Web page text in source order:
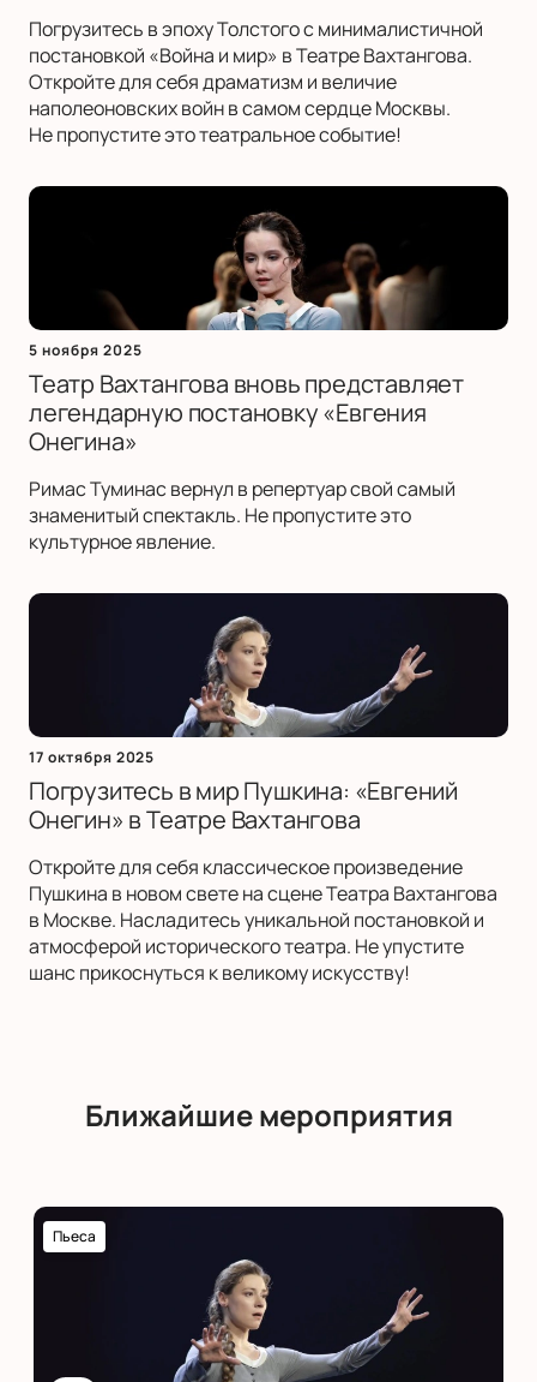
Погрузитесь в эпоху Толстого с минималистичной
постановкой «Война и мир» в Театре Вахтангова.
Откройте для себя драматизм и величие
наполеоновских войн в самом сердце Москвы.
Не пропустите это театральное событие!
5 ноября 2025
Театр Вахтангова вновь представляет
легендарную постановку «Евгения
Онегина»
Римас Туминас вернул в репертуар свой самый
знаменитый спектакль. Не пропустите это
культурное явление.
17 октября 2025
Погрузитесь в мир Пушкина: «Евгений
Онегин» в Театре Вахтангова
Откройте для себя классическое произведение
Пушкина в новом свете на сцене Театра Вахтангова
в Москве. Насладитесь уникальной постановкой и
атмосферой исторического театра. Не упустите
шанс прикоснуться к великому искусству!
Ближайшие мероприятия
Пьеса